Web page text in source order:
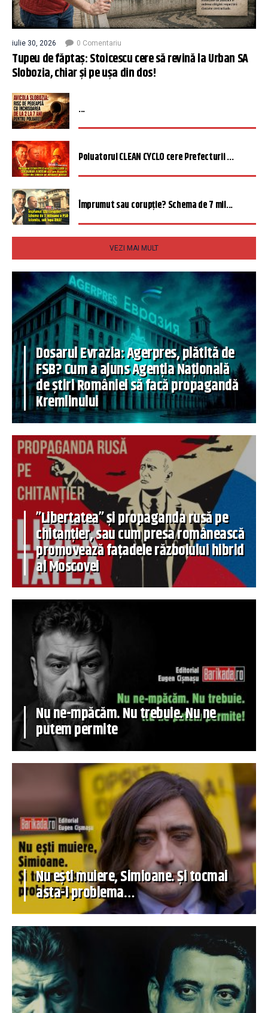
iulie 30, 2026 0 Comentariu
Tupeu de făptaș: Stoicescu cere să revină la Urban SA
Slobozia, chiar și pe ușa din dos!
...
Poluatorul CLEAN CYCLO cere Prefecturii ...
Împrumut sau corupție? Schema de 7 mil...
VEZI MAI MULT
Dosarul Evrazia: Agerpres, plătită de
FSB? Cum a ajuns Agenția Națională
de știri României să facă propagandă
Kremlinului
”Libertatea” și propaganda rusă pe
chitanțier, sau cum presa românească
promovează fațadele războiului hibrid
al Moscovei
Nu ne-mpăcăm. Nu trebuie. Nu ne
putem permite
Nu ești muiere, Simioane. Și tocmai
asta-i problema…